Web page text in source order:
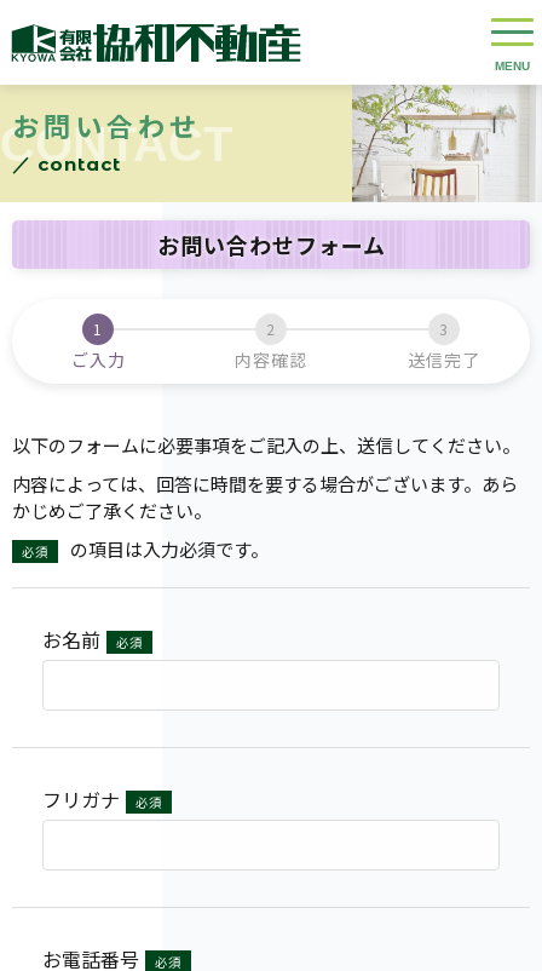
お問い合わせ
／ contact
CONTACT
お問い合わせフォーム
ご入力 内容確認 送信完了
以下のフォームに必要事項をご記入の上、送信してください。
内容によっては、回答に時間を要する場合がございます。あら
かじめご了承ください。
必須 の項目は入力必須です。
お名前 必須
フリガナ 必須
お電話番号 必須